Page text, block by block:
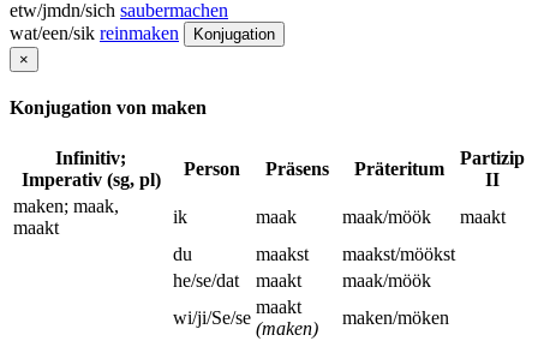
etw/jmdn/sich saubermachen
wat/een/sik reinmaken
Konjugation
×
Konjugation von maken
Infinitiv;
Imperativ (sg, pl)
Person Präsens Präteritum
Partizip
II
maken; maak,
maakt
ik maak maak/möök
maakt
du
maakst
maakst/möökst
he/se/dat
maakt
maak/möök
wi/ji/Se/se
maakt
(maken)
maken/möken